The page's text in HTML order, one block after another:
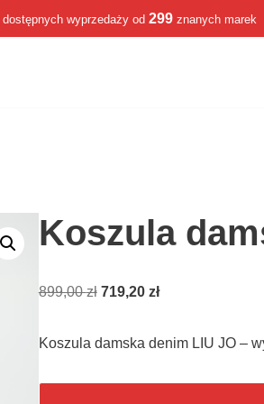
dostępnych wyprzedaży od 299 znanych marek
Koszula
899,00zł 719,20 zł
Koszula damska denim LIU JO –